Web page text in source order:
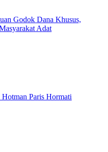
Godok Dana Khusus,
Adat
Paris Hormati